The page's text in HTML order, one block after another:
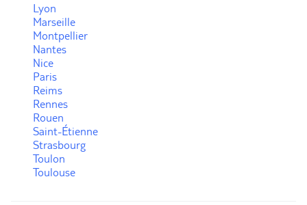
Lyon
Marseille
Montpellier
Nantes
Nice
Paris
Reims
Rennes
Rouen
Saint-Étienne
Strasbourg
Toulon
Toulouse